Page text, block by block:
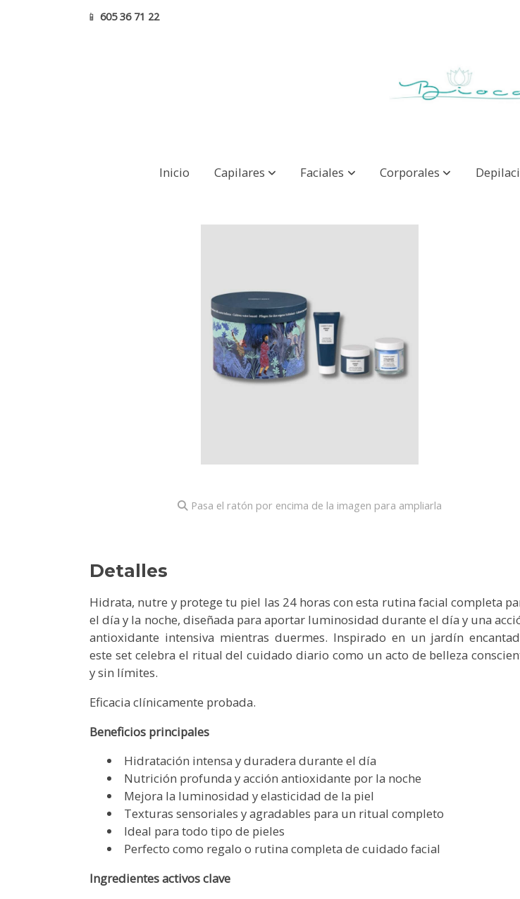
📱 605 36 71 22
Inicio Capilares Faciales Corporales
Pasa el ratón por encima de la imagen para ampliarla
Detalles
Hidrata, nutre y protege tu piel las 24 horas con esta rutina facial completa
el día y la noche, diseñada para aportar luminosidad durante el día y una
antioxidante intensiva mientras duermes. Inspirado en un jardín
este set celebra el ritual del cuidado diario como un acto de belleza
y sin límites.
Eficacia clínicamente probada.
Beneficios principales
Hidratación intensa y duradera durante el día
Nutrición profunda y acción antioxidante por la noche
Mejora la luminosidad y elasticidad de la piel
Texturas sensoriales y agradables para un ritual completo
Ideal para todo tipo de pieles
Perfecto como regalo o rutina completa de cuidado facial
Ingredientes activos clave